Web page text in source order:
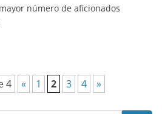
número de aficionados
4 « 1 2 3 4 »